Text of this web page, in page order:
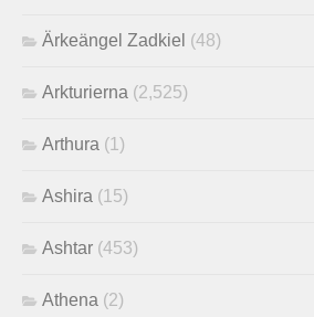
Ärkeängel Zadkiel (48)
Arkturierna (2,525)
Arthura (1)
Ashira (15)
Ashtar (453)
Athena (2)